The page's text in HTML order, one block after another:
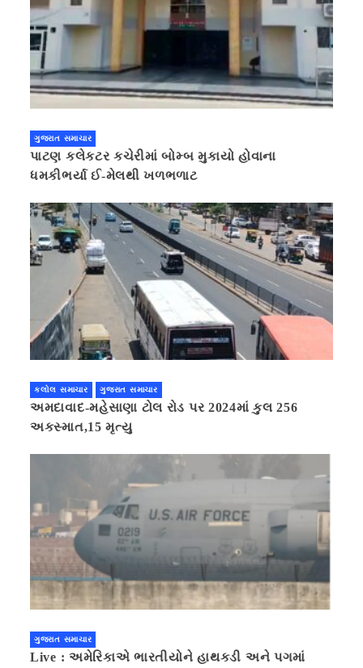
ગુજરાત સમાચાર
પાટણ કલેકટર કચેરીમાં બોમ્બ મુકાયો હોવાના
ધમકીભર્યા ઈ-મેલથી ખળભળાટ
કલોલ સમાચાર ગુજરાત સમાચાર
અમદાવાદ-મહેસાણા ટોલ રોડ પર 2024માં કુલ 256
અકસ્માત,15 મૃત્યુ
ગુજરાત સમાચાર
Live : અમેરિકાએ ભારતીયોને હાથકડી અને પગમાં